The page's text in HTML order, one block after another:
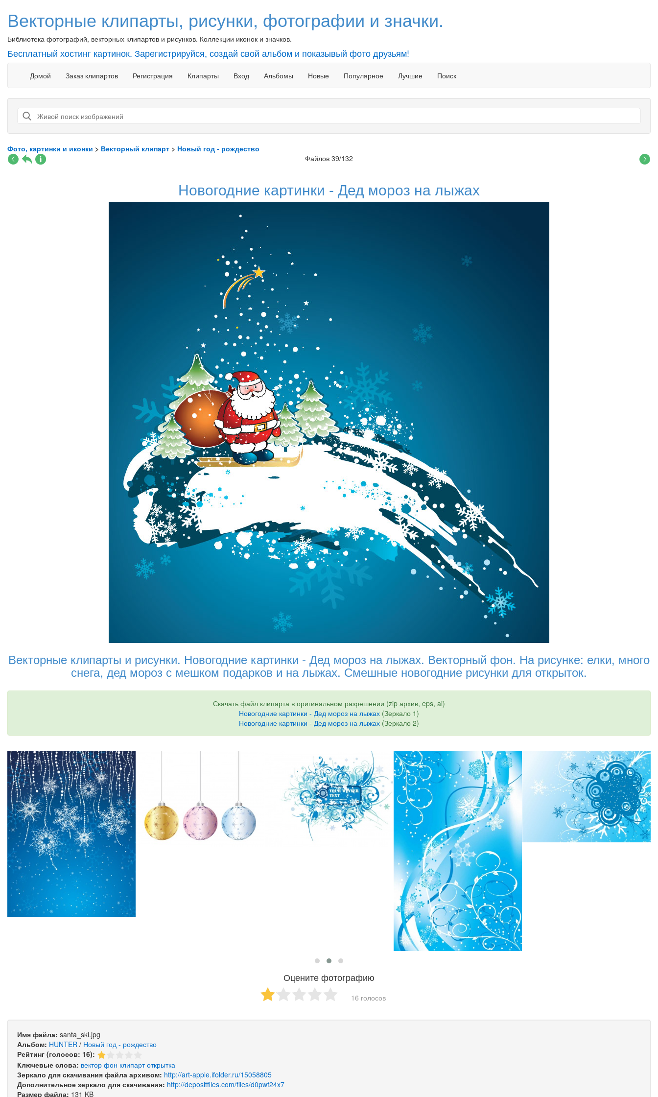
Векторные клипарты, рисунки, фотографии и значки.
Библиотека фотографий, векторных клипартов и рисунков. Коллекции иконок и значков.
Бесплатный хостинг картинок. Зарегистрируйся, создай свой альбом и показывый фото друзьям!
Домой Заказ клипартов Регистрация Клипарты Вход Альбомы Новые Популярное Лучшие Поиск
Фото, картинки и иконки > Векторный клипарт > Новый год - рождество
Файлов 39/132
Новогодние картинки - Дед мороз на лыжах
Векторные клипарты и рисунки. Новогодние картинки - Дед мороз на лыжах. Векторный фон. На рисунке: елки, много
снега, дед мороз с мешком подарков и на лыжах. Смешные новогодние рисунки для открыток.
Скачать файл клипарта в оригинальном разрешении (zip архив, eps, ai)
Новогодние картинки - Дед мороз на лыжах (Зеркало 1)
Новогодние картинки - Дед мороз на лыжах (Зеркало 2)
Оцените фотографию
16 голосов
Имя файла: santa_ski.jpg
Альбом: HUNTER / Новый год - рождество
Рейтинг (голосов: 16):
Ключевые слова: вектор фон клипарт открытка
Зеркало для скачивания файла архивом: http://art-apple.ifolder.ru/15058805
Дополнительное зеркало для скачивания: http://depositfiles.com/files/d0pwf24x7
Размер файла: 131 KB